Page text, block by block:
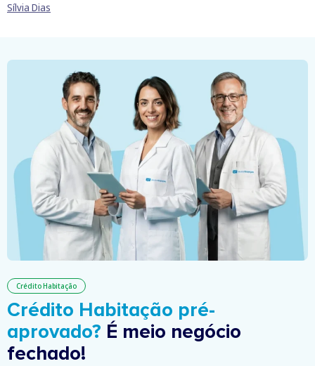
Sílvia Dias
Crédito Habitação
Crédito Habitação pré-
aprovado? É meio negócio
fechado!